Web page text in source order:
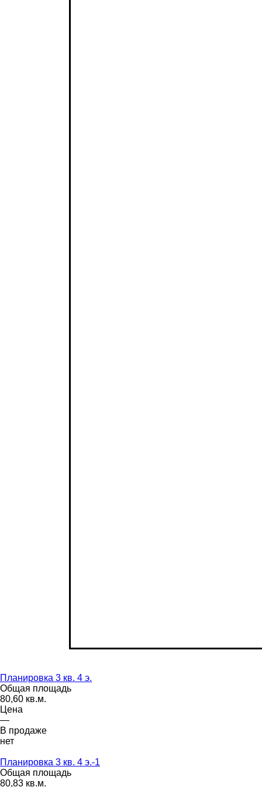
Планировка 3 кв. 4 э.
Общая площадь
80,60 кв.м.
Цена
—
В продаже
нет
Планировка 3 кв. 4 э.-1
Общая площадь
80,83 кв.м.